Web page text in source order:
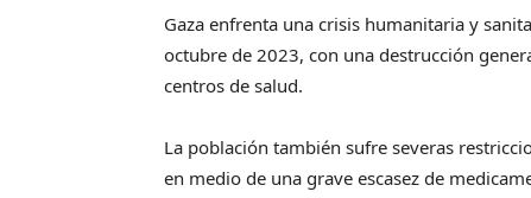
Gaza enfrenta una crisis humanitaria y
octubre de 2023, con una destrucción
centros de salud.
La población también sufre severas
en medio de una grave escasez de